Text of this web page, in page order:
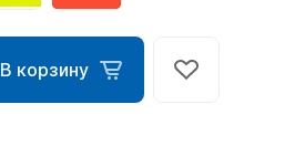
В корзину